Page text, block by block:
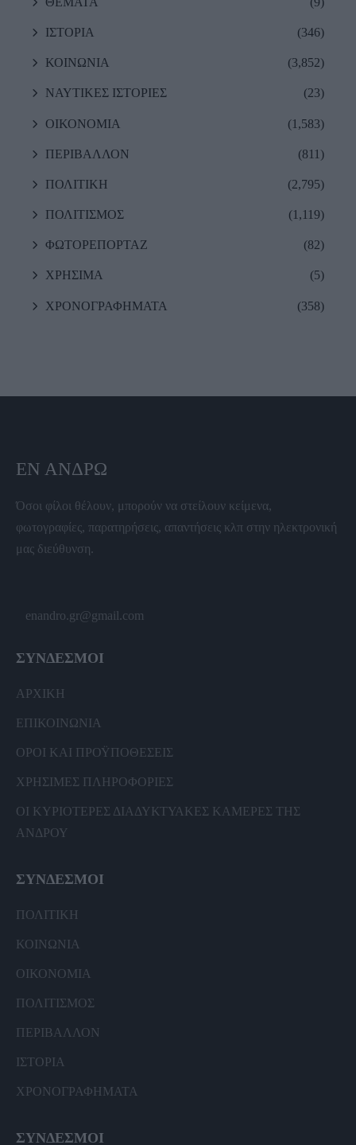
ΙΣΤΟΡΙΑ (346)
ΚΟΙΝΩΝΙΑ (3,852)
ΝΑΥΤΙΚΕΣ ΙΣΤΟΡΙΕΣ (23)
ΟΙΚΟΝΟΜΙΑ (1,583)
ΠΕΡΙΒΑΛΛΟΝ (811)
ΠΟΛΙΤΙΚΗ (2,795)
ΠΟΛΙΤΙΣΜΟΣ (1,119)
ΦΩΤΟΡΕΠΟΡΤΑΖ (82)
ΧΡΗΣΙΜΑ (5)
ΧΡΟΝΟΓΡΑΦΗΜΑΤΑ (358)
ΕΝ ΆΝΔΡΩ
Όσοι φίλοι θέλουν, μπορούν να στείλουν κείμενα,
φωτογραφίες, παρατηρήσεις, απαντήσεις κλπ στην ηλεκτρονική
μας διεύθυνση.
enandro.gr@gmail.com
ΣΥΝΔΕΣΜΟΙ
ΑΡΧΙΚΗ
ΕΠΙΚΟΙΝΩΝΙΑ
ΟΡΟΙ ΚΑΙ ΠΡΟΫΠΟΘΕΣΕΙΣ
ΧΡΗΣΙΜΕΣ ΠΛΗΡΟΦΟΡΙΕΣ
ΟΙ ΚΥΡΙΟΤΕΡΕΣ ΔΙΑΔΥΚΤΥΑΚΕΣ ΚΑΜΕΡΕΣ ΤΗΣ
ΑΝΔΡΟΥ
ΣΥΝΔΕΣΜΟΙ
ΠΟΛΙΤΙΚΗ
ΚΟΙΝΩΝΙΑ
ΟΙΚΟΝΟΜΙΑ
ΠΟΛΙΤΙΣΜΟΣ
ΠΕΡΙΒΑΛΛΟΝ
ΙΣΤΟΡΙΑ
ΧΡΟΝΟΓΡΑΦΗΜΑΤΑ
ΣΥΝΔΕΣΜΟΙ